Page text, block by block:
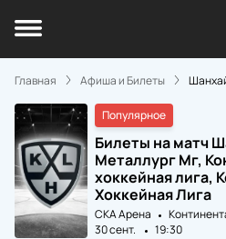
Главная Афиша и Билеты
Популярное
Билеты на матч
Металлург Мг,
хоккейная лига,
Хоккейная Лига
СКА Арена
30 сент.
19:30